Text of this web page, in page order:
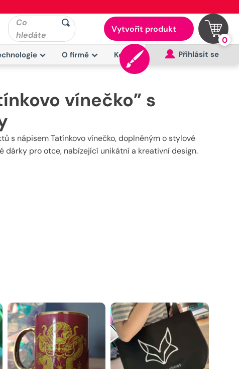
Co
hledáte
Vytvořit produkt
0
O firmě Kontakt Přihlásit se
vínečko” s
s nápisem Tatínkovo vínečko, doplněným o stylové
dárky pro otce, nabízející unikátní a kreativní design.